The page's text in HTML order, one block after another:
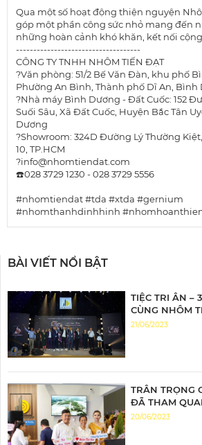
Qua một số hoạt động thiện nguyện
góp một phần công sức nhỏ mang đến
những hoàn cảnh khó khăn, kết nối
------------------------------------
CÔNG TY TNHH NHÔM TIẾN ĐẠT
?Văn phòng: 51/2 Bế Văn Đàn, khu phố
Phường An Bình, Thành phố Dĩ An, Bình
?Nhà máy Bình Dương - Đất Cuốc: 152
Suối Sâu, Xã Đất Cuốc, Huyện Bắc Tân
Dương
?Showroom: 324D Đường Lý Thường
10, TP.HCM
?info@nhomtiendat.com
☎️028 3729 1230 - 028 3729 5556
#nhomtiendat#tda #xtda #gernium
#nhomthanhdinhhinh
BÀI VIẾT NỔI BẬT
TIỆC TRI ÂN –
CÙNG NHÔM
THÀNH TRI
21/06/2023
TRÂN TRỌNG
ĐÃ THAM
TIẾN ĐẠT
20/06/2023